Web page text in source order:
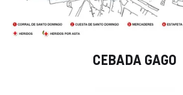
CEBADA GAGO